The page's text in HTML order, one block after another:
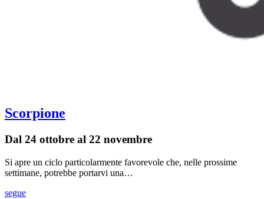
Scorpione
Dal 24 ottobre al 22 novembre
Si apre un ciclo particolarmente favorevole che, nelle prossime
settimane, potrebbe portarvi una…
segue